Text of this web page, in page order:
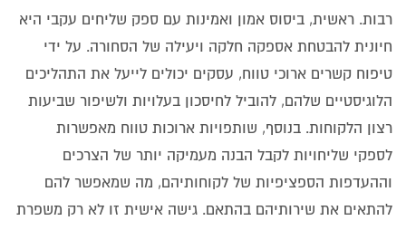
רבות. ראשית, ביסוס אמון ואמינות עם ספק שליחים עקבי היא
חיונית להבטחת אספקה חלקה ויעילה של הסחורה. על ידי
טיפוח קשרים ארוכי טווח, עסקים יכולים לייעל את התהליכים
הלוגיסטיים שלהם, להוביל לחיסכון בעלויות ולשיפור שביעות
רצון הלקוחות. בנוסף, שותפויות ארוכות טווח מאפשרות
לספקי שליחויות לקבל הבנה מעמיקה יותר של הצרכים
וההעדפות הספציפיות של לקוחותיהם, מה שמאפשר להם
להתאים את שירותיהם בהתאם. גישה אישית זו לא רק משפרת